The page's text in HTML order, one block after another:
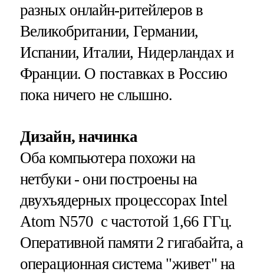
разных онлайн-ритейлеров в
Великобритании, Германии,
Испании, Италии, Нидерландах и
Франции. О поставках в Россию
пока ничего не слышно.
Дизайн, начинка
Оба компьютера похожи на
нетбуки - они построены на
двухъядерных процессорах Intel
Atom N570 с частотой 1,66 ГГц.
Оперативной памяти 2 гигабайта, а
операционная система "живет" на